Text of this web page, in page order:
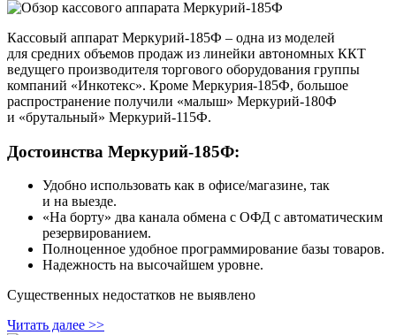
Кассовый аппарат Меркурий‑185Ф – одна из моделей
для средних объемов продаж из линейки автономных ККТ
ведущего производителя торгового оборудования группы
компаний «Инкотекс». Кроме Меркурия‑185Ф, большое
распространение получили «малыш» Меркурий‑180Ф
и «брутальный» Меркурий‑115Ф.
Достоинства Меркурий‑185Ф:
Удобно использовать как в офисе/магазине, так
и на выезде.
«На борту» два канала обмена с ОФД с автоматическим
резервированием.
Полноценное удобное программирование базы товаров.
Надежность на высочайшем уровне.
Существенных недостатков не выявлено
Читать далее >>